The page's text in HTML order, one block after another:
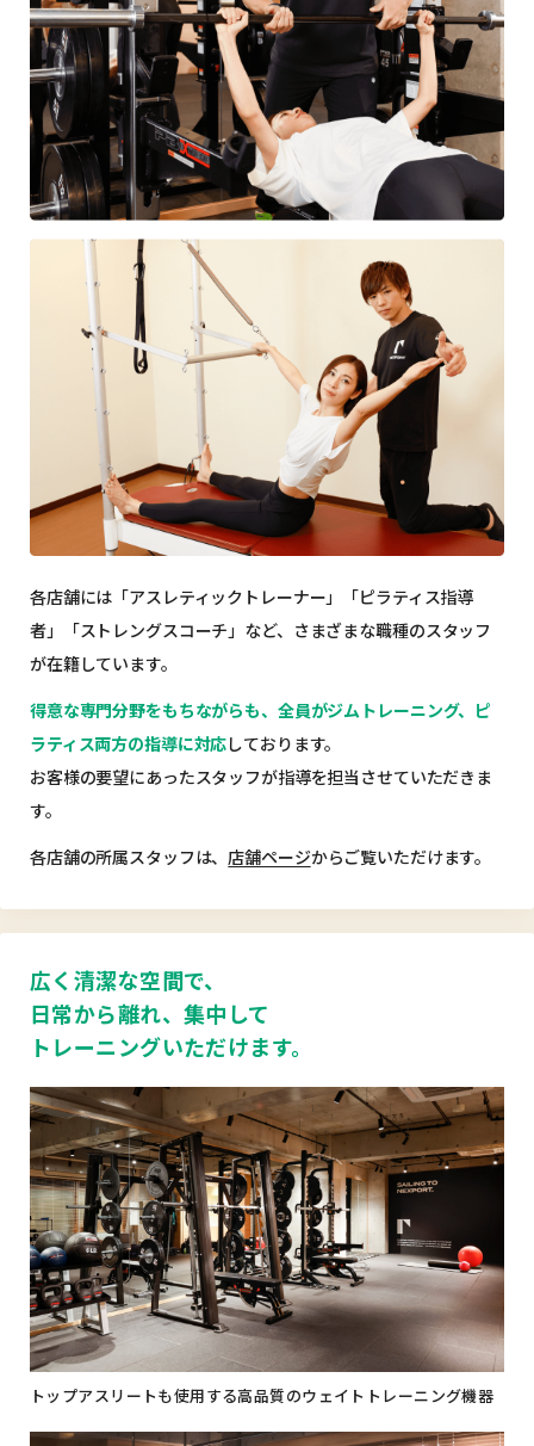
各店舗には「アスレティックトレーナー」「ピラティス指導
者」「ストレングスコーチ」など、 さまざまな職種のスタッフ
が在籍しています。
得意な専門分野をもちながらも、 全員がジムトレーニング、ピ
ラティス両方の指導に対応しております。
お客様の要望にあったスタッフが指導を担当させていただきま
す。
各店舗の所属スタッフは、店舗ページからご覧いただけます。
広く清潔な空間で、
日常から離れ、集中して
トレーニングいただけます。
トップアスリートも使用する高品質のウェイトトレーニング機器